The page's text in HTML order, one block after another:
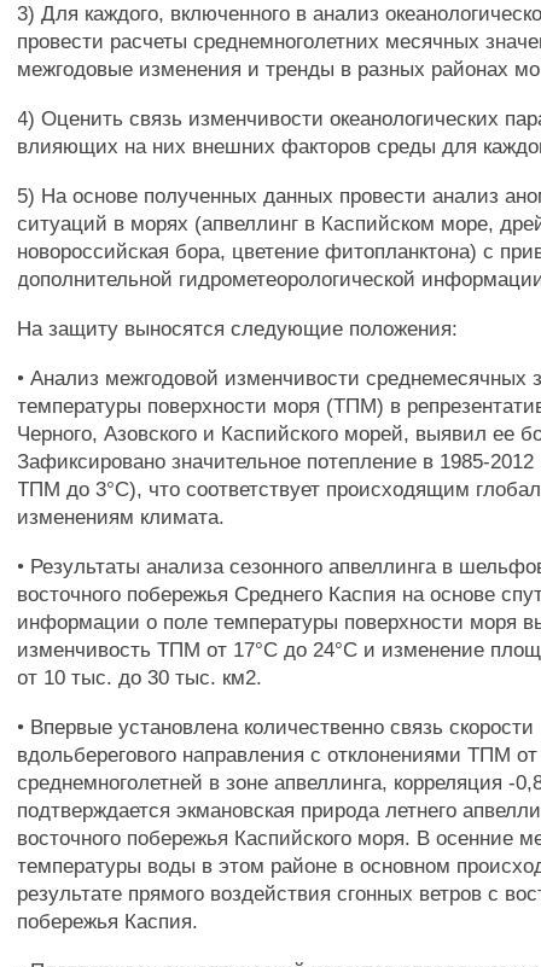
3) Для каждого, включенного в анализ
провести расчеты среднемноголетних месячных
межгодовые изменения и тренды в разных районах
4) Оценить связь изменчивости океанологических
влияющих на них внешних факторов среды для
5) На основе полученных данных провести анализ
ситуаций в морях (апвеллинг в Каспийском море,
новороссийская бора, цветение фитопланктона) с
дополнительной гидрометеорологической
На защиту выносятся следующие положения:
• Анализ межгодовой изменчивости среднемесячных
температуры поверхности моря (ТПМ) в
Черного, Азовского и Каспийского морей, выявил ее
Зафиксировано значительное потепление в 1985-
ТПМ до 3°С), что соответствует происходящим
изменениям климата.
• Результаты анализа сезонного апвеллинга в
восточного побережья Среднего Каспия на основе
информации о поле температуры поверхности моря
изменчивость ТПМ от 17°С до 24°С и изменение
от 10 тыс. до 30 тыс. км2.
• Впервые установлена количественно связь скорости
вдольберегового направления с отклонениями ТПМ от
среднемноголетней в зоне апвеллинга, корреляция -
подтверждается экмановская природа летнего
восточного побережья Каспийского моря. В осенние
температуры воды в этом районе в основном
результате прямого воздействия сгонных ветров с
побережья Каспия.